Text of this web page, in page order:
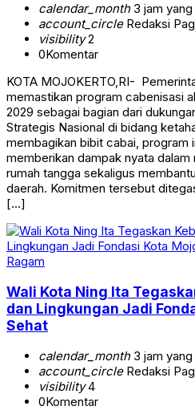
calendar_month3 jam yang
account_circleRedaksi
visibility2
0Komentar
KOTA MOJOKERTO,RI-
memastikan program cabenisasi
2029 sebagai bagian dari
Strategis Nasional di bidang
membagikan bibit cabai, program
memberikan dampak nyata dalam
rumah tangga sekaligus
daerah. Komitmen tersebut
[…]
Ragam
Wali Kota Ning Ita
dan Lingkungan Jadi
Sehat
calendar_month3 jam yang
account_circleRedaksi
visibility4
0Komentar